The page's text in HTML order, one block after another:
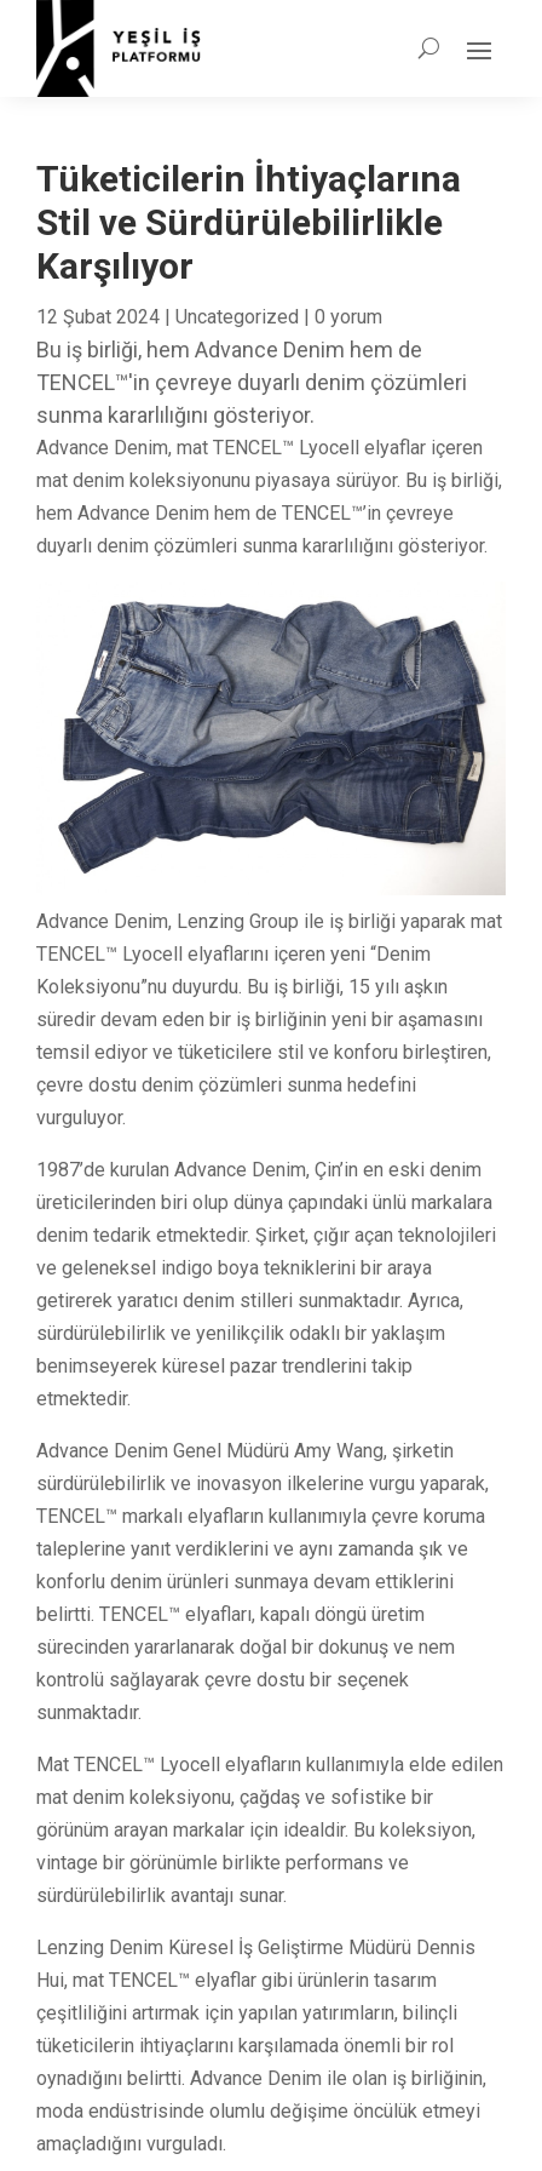
Tüketicilerin İhtiyaçlarına
Stil ve Sürdürülebilirlikle
Karşılıyor
12 Şubat 2024 | Uncategorized | 0 yorum
Bu iş birliği, hem Advance Denim hem de
TENCEL™'in çevreye duyarlı denim çözümleri
sunma kararlılığını gösteriyor.
Advance Denim, mat TENCEL™ Lyocell elyaflar içeren
mat denim koleksiyonunu piyasaya sürüyor. Bu iş birliği,
hem Advance Denim hem de TENCEL™’in çevreye
duyarlı denim çözümleri sunma kararlılığını gösteriyor.
Advance Denim, Lenzing Group ile iş birliği yaparak mat
TENCEL™ Lyocell elyaflarını içeren yeni “Denim
Koleksiyonu”nu duyurdu. Bu iş birliği, 15 yılı aşkın
süredir devam eden bir iş birliğinin yeni bir aşamasını
temsil ediyor ve tüketicilere stil ve konforu birleştiren,
çevre dostu denim çözümleri sunma hedefini
vurguluyor.
1987’de kurulan Advance Denim, Çin’in en eski denim
üreticilerinden biri olup dünya çapındaki ünlü markalara
denim tedarik etmektedir. Şirket, çığır açan teknolojileri
ve geleneksel indigo boya tekniklerini bir araya
getirerek yaratıcı denim stilleri sunmaktadır. Ayrıca,
sürdürülebilirlik ve yenilikçilik odaklı bir yaklaşım
benimseyerek küresel pazar trendlerini takip
etmektedir.
Advance Denim Genel Müdürü Amy Wang, şirketin
sürdürülebilirlik ve inovasyon ilkelerine vurgu yaparak,
TENCEL™ markalı elyafların kullanımıyla çevre koruma
taleplerine yanıt verdiklerini ve aynı zamanda şık ve
konforlu denim ürünleri sunmaya devam ettiklerini
belirtti. TENCEL™ elyafları, kapalı döngü üretim
sürecinden yararlanarak doğal bir dokunuş ve nem
kontrolü sağlayarak çevre dostu bir seçenek
sunmaktadır.
Mat TENCEL™ Lyocell elyafların kullanımıyla elde edilen
mat denim koleksiyonu, çağdaş ve sofistike bir
görünüm arayan markalar için idealdir. Bu koleksiyon,
vintage bir görünümle birlikte performans ve
sürdürülebilirlik avantajı sunar.
Lenzing Denim Küresel İş Geliştirme Müdürü Dennis
Hui, mat TENCEL™ elyaflar gibi ürünlerin tasarım
çeşitliliğini artırmak için yapılan yatırımların, bilinçli
tüketicilerin ihtiyaçlarını karşılamada önemli bir rol
oynadığını belirtti. Advance Denim ile olan iş birliğinin,
moda endüstrisinde olumlu değişime öncülük etmeyi
amaçladığını vurguladı.